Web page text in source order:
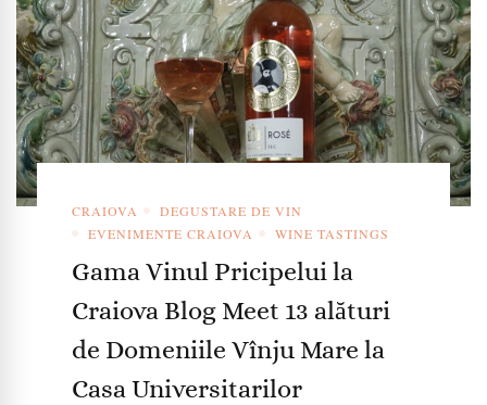
CRAIOVA
DEGUSTARE DE VIN
EVENIMENTE CRAIOVA
WINE TASTINGS
Gama Vinul Pricipelui la
Craiova Blog Meet 13 alături
de Domeniile Vînju Mare la
Casa Universitarilor